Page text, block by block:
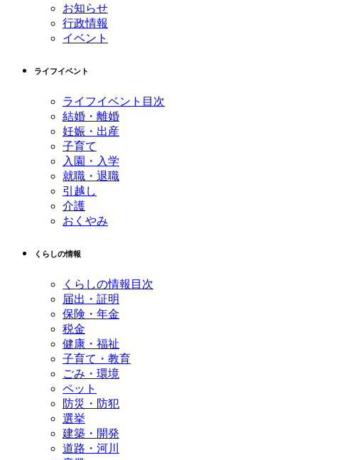
お知らせ
行政情報
イベント
ライフイベント
ライフイベント目次
結婚・離婚
妊娠・出産
子育て
入園・入学
就職・退職
引越し
介護
おくやみ
くらしの情報
くらしの情報目次
届出・証明
保険・年金
税金
健康・福祉
子育て・教育
ごみ・環境
ペット
防災・防犯
選挙
建築・開発
道路・河川